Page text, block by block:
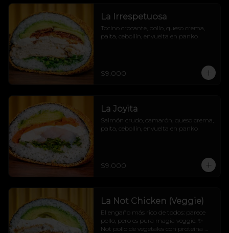
La Irrespetuosa
Tocino crocante, pollo, queso crema,
palta, cebollín, envuelta en panko
$9.000
La Joyita
Salmón crudo, camarón, queso crema,
palta, cebollín, envuelta en panko
$9.000
La Not Chicken (Veggie)
El engaño más rico de todos: parece
pollo, pero es pura magia veggie. ✨
Not pollo de vegetales con proteína